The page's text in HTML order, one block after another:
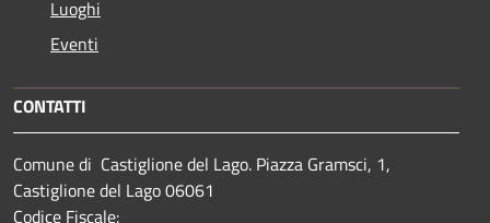
Luoghi
Eventi
CONTATTI
Comune di Castiglione del Lago. Piazza Gramsci, 1,
Castiglione del Lago 06061
Codice Fiscale: